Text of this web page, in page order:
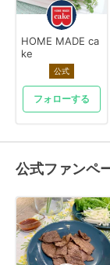
HOME MADE ca
ke
公式
フォローする
公式ファンペ